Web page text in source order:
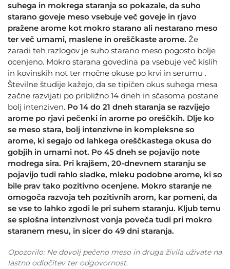
suhega in mokrega staranja so pokazale, da suho
starano goveje meso vsebuje več goveje in rjavo
pražene arome kot mokro starano ali nestarano meso
ter več umami, maslene in oreščkaste arome. Že
zaradi teh razlogov je suho starano meso pogosto bolje
ocenjeno. Mokro starana govedina pa vsebuje več kislih
in kovinskih not ter močne okuse po krvi in serumu .
Številne študije kažejo, da se tipičen okus suhega mesa
začne razvijati po približno 14 dneh in sčasoma postane
bolj intenziven. Po 14 do 21 dneh staranja se razvijejo
arome po rjavi pečenki in arome po oreščkih. Dlje ko
se meso stara, bolj intenzivne in kompleksne so
arome, ki segajo od lahkega oreščkastega okusa do
gobjih in umami not. Po 45 dneh se pojavijo note
modrega sira. Pri krajšem, 20-dnevnem staranju se
pojavijo tudi rahlo sladke, mleku podobne arome, ki so
bile prav tako pozitivno ocenjene. Mokro staranje ne
omogoča razvoja teh pozitivnih arom, kar pomeni, da
se vse to lahko zgodi le pri suhem staranju. Kljub temu
se splošna intenzivnost vonja poveča tudi pri mokro
staranem mesu, in sicer do 49 dni staranja.
Opozorilo: Ne dovolj pečeno meso in druga živila uživate na
lastno odločitev ter odgovornost.